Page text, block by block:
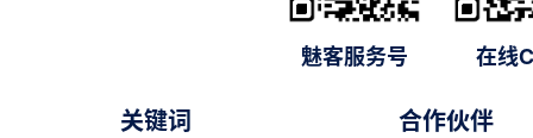
魅客服务号 在线
关键词 合作伙伴